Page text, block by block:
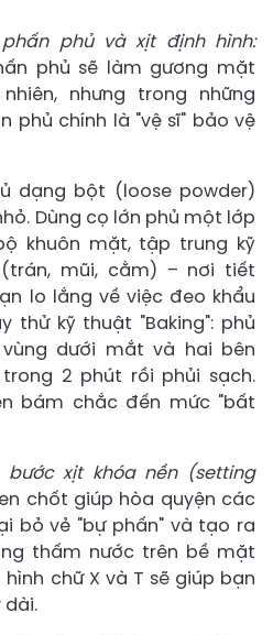
phủ và xịt định hình:
phủ sẽ làm gương mặt
nhưng trong những
phủ chính là "vệ sĩ" bảo vệ
dạng bột (loose powder)
Dùng cọ lớn phủ một lớp
khuôn mặt, tập trung kỹ
mũi, cằm) – nơi tiết
lo lắng về việc đeo khẩu
thử kỹ thuật "Baking": phủ
dưới mắt và hai bên
2 phút rồi phủi sạch.
bám chắc đến mức "bất
bước xịt khóa nền (setting
chốt giúp hòa quyện các
bỏ vẻ "bự phấn" và tạo ra
thấm nước trên bề mặt
chữ X và T sẽ giúp bạn